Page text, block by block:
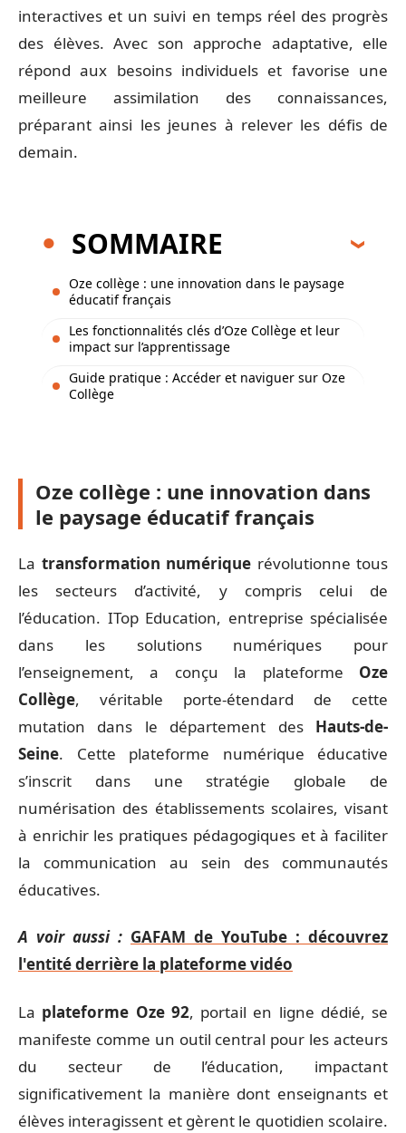
interactives et un suivi en temps réel des progrès
des élèves. Avec son approche adaptative, elle
répond aux besoins individuels et favorise une
meilleure assimilation des connaissances,
préparant ainsi les jeunes à relever les défis de
demain.
SOMMAIRE
Oze collège : une innovation dans le paysage
éducatif français
Les fonctionnalités clés d’Oze Collège et leur
impact sur l’apprentissage
Guide pratique : Accéder et naviguer sur Oze
Collège
Oze collège : une innovation dans
le paysage éducatif français
La transformation numérique révolutionne tous
les secteurs d’activité, y compris celui de
l’éducation. ITop Education, entreprise spécialisée
dans les solutions numériques pour
l’enseignement, a conçu la plateforme Oze
Collège, véritable porte-étendard de cette
mutation dans le département des Hauts-de-
Seine. Cette plateforme numérique éducative
s’inscrit dans une stratégie globale de
numérisation des établissements scolaires, visant
à enrichir les pratiques pédagogiques et à faciliter
la communication au sein des communautés
éducatives.
A voir aussi : GAFAM de YouTube : découvrez
l'entité derrière la plateforme vidéo
La plateforme Oze 92, portail en ligne dédié, se
manifeste comme un outil central pour les acteurs
du secteur de l’éducation, impactant
significativement la manière dont enseignants et
élèves interagissent et gèrent le quotidien scolaire.